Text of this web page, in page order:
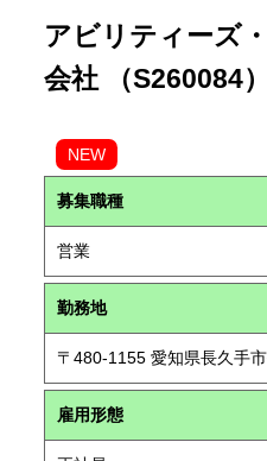
アビリティーズ
会社 （S260084
NEW
募集職種
営業
勤務地
〒480-1155 愛知県長久手
雇用形態